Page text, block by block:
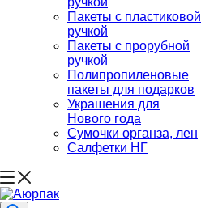
Пакеты с пластиковой
ручкой
Пакеты с прорубной
ручкой
Полипропиленовые
пакеты для подарков
Украшения для
Нового года
Сумочки органза, лен
Салфетки НГ